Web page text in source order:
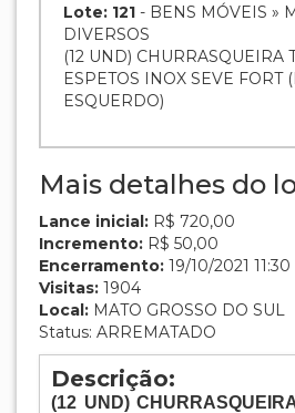
Lote: 121 - BENS MÓVEIS »
DIVERSOS
(12 UND) CHURRASQUEIRA
ESPETOS INOX SEVE FORT
ESQUERDO)
Mais detalhes do
Lance inicial: R$ 720,00
Incremento: R$ 50,00
Encerramento: 19/10/2021
Visitas: 1904
Local: MATO GROSSO DO SUL
Status: ARREMATADO
Descrição:
(12 UND)